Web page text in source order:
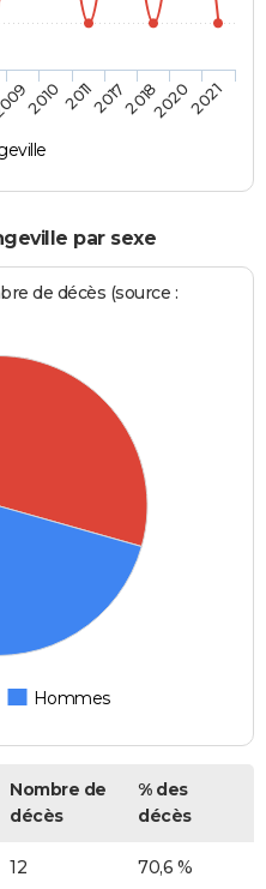
2010 20112017201820202021
par sexe
de décès (source :
Hommes
Nombre de
décès
% des
décès
12 70,6 %